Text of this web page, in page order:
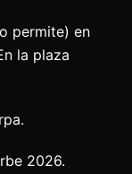
permite) en
la plaza
2026.